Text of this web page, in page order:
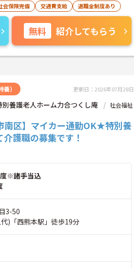
会保険完備 交通費支給 退職金制度あり
無料 紹介してもらう
） 更新日：2026年07月28日
養護老人ホーム力合つくし庵
社会福祉
南区】マイカー通勤OK★特別養
護職の募集です！
※諸手当込
3-50
)「西熊本駅」徒歩19分